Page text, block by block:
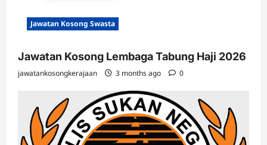
Jawatan Kosong Swasta
Jawatan Kosong Lembaga Tabung Haji 2026
jawatankosongkerajaan 3 months ago 0